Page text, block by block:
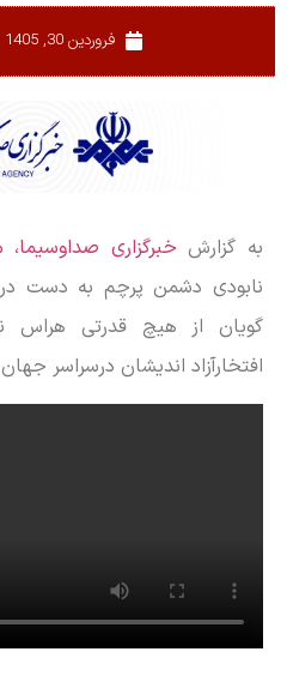
فروردین 30, 1405
به گزارش خبرگزاری صداوسیما،
نابودی دشمن پرچم به دست
گویان از هیچ قدرتی هراس
افتخارآزاد اندیشان درسراسر